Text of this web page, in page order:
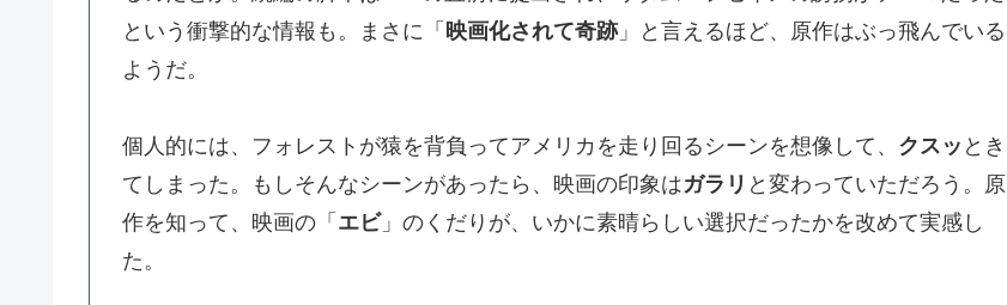
という衝撃的な情報も。まさに「 映画化されて奇跡」と言えるほど、原作はぶっ飛んでいる
ようだ。
個人的には、フォレストが猿を背負ってアメリカを走り回るシーンを想像して、 クスッ とき
てしまった。もしそんなシーンがあったら、映画の印象はガラリ と変わっていただろう。原
作を知って、映画の「 エビ」のくだりが、いかに素晴らしい選択だったかを改めて実感し
た。